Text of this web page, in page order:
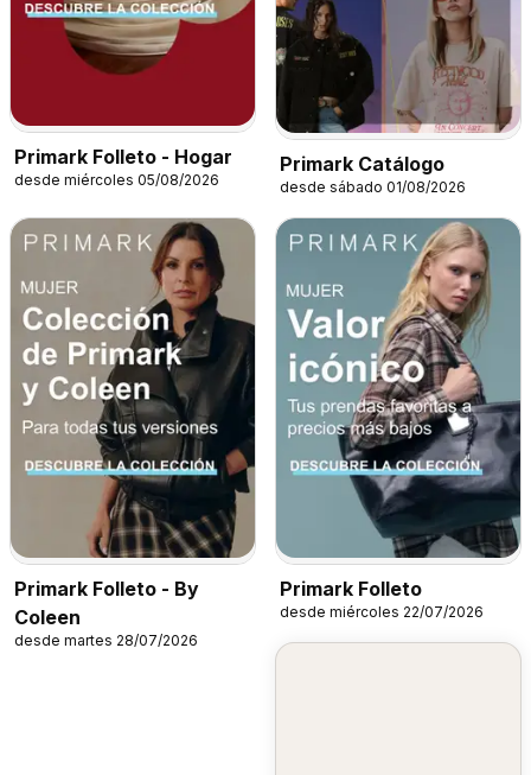
Primark Folleto - Hogar
desde miércoles 05/08/2026
Primark Catálogo
desde sábado 01/08/2026
Primark Folleto - By
Coleen
desde martes 28/07/2026
Primark Folleto
desde miércoles 22/07/2026